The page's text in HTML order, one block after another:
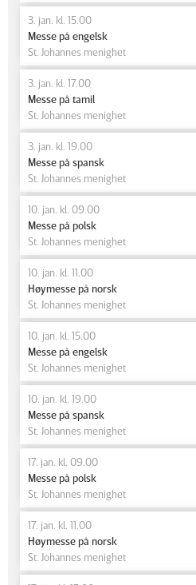
3. jan. kl. 15.00
Messe på engelsk
St. Johannes menighet
3. jan. kl. 17.00
Messe på tamil
St. Johannes menighet
3. jan. kl. 19.00
Messe på spansk
St. Johannes menighet
10. jan. kl. 09.00
Messe på polsk
St. Johannes menighet
10. jan. kl. 11.00
Høymesse på norsk
St. Johannes menighet
10. jan. kl. 15.00
Messe på engelsk
St. Johannes menighet
10. jan. kl. 19.00
Messe på spansk
St. Johannes menighet
17. jan. kl. 09.00
Messe på polsk
St. Johannes menighet
17. jan. kl. 11.00
Høymesse på norsk
St. Johannes menighet